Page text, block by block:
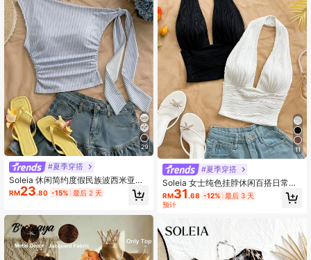
29
#夏季穿搭
Soleia 休闲简约度假民族波西米亚优
雅浪漫复古蓝白条纹印花图案，音乐
节，海滩穿搭，度假穿搭，女士夏季
RM23.80 -15% 最后 2 天
11
#夏季穿搭
Soleia 女士纯色挂脖休闲百搭日常出
行上衣
RM31 .68 -12% 最后 3 天
预计